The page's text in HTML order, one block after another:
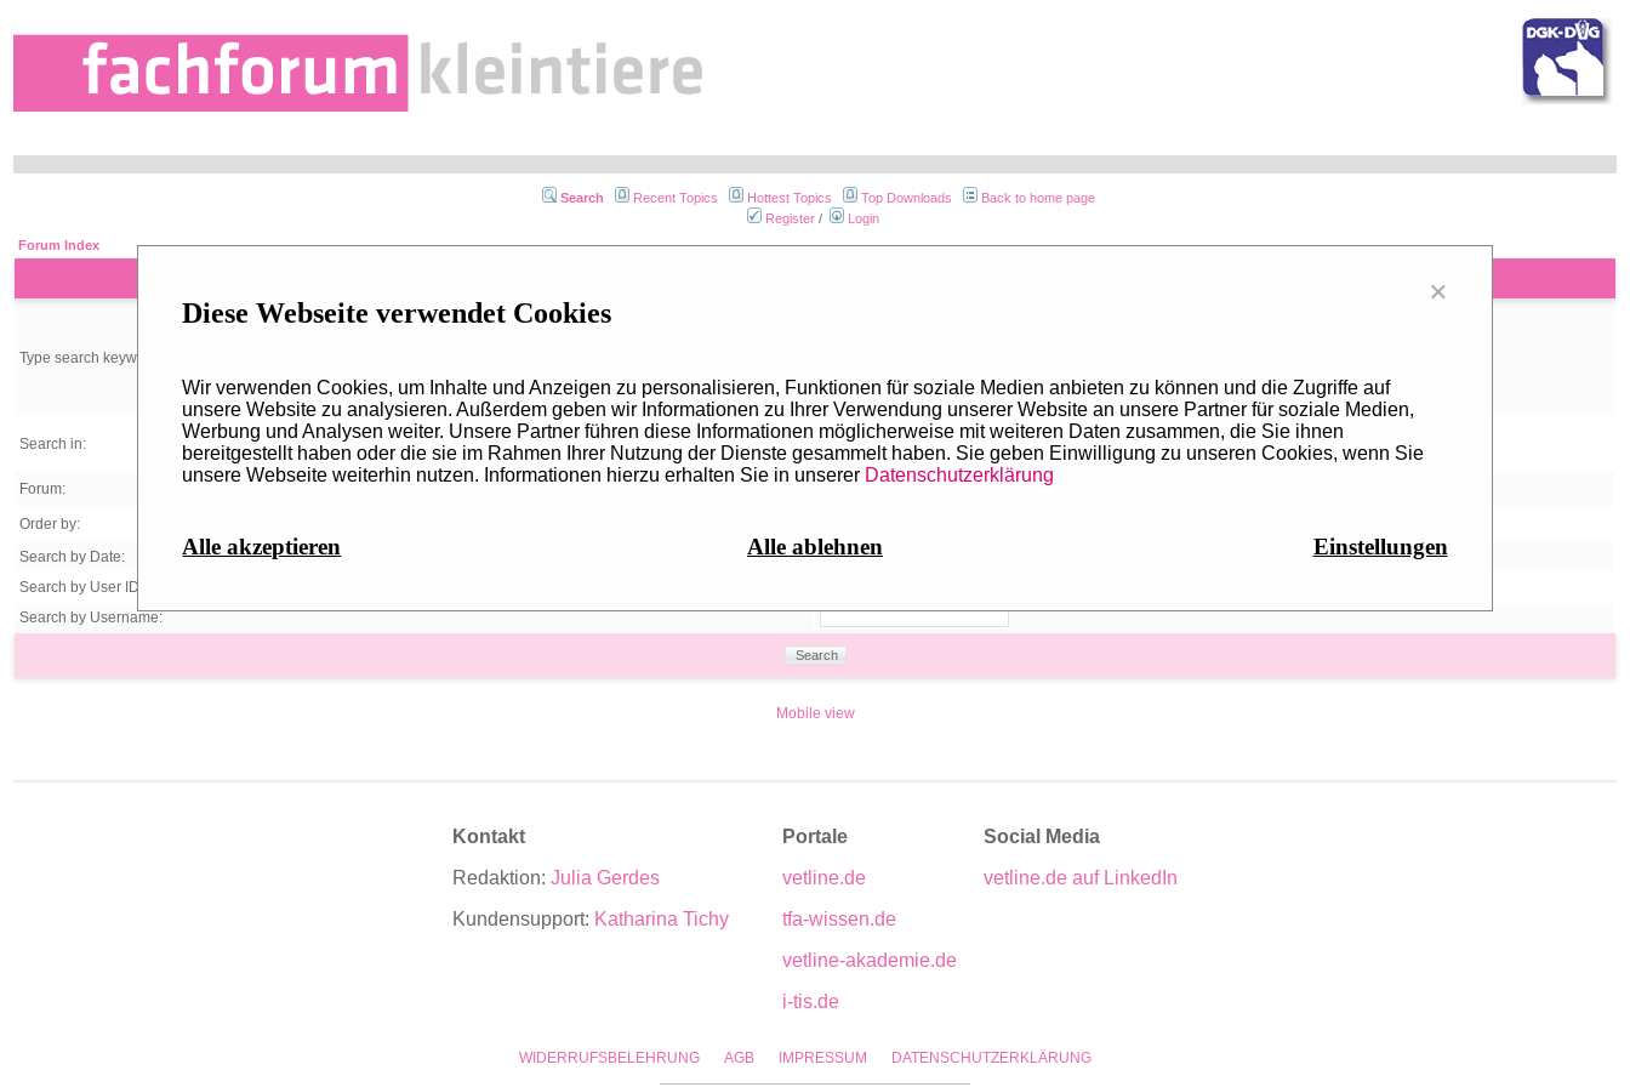
Search Recent Topics Hottest Topics Top Downloads
Back to home page
Register /
Login
Forum Index
Type search keywords:
Search the exact phrase
Search usingLucene syntax
Search in:
Entire message
Message subject only
Forum:
Order by:
Search by Date:
Search by User ID:
Search by Username:
Mobile view
Kontakt
Redaktion: Julia Gerdes
Kundensupport: Katharina Tichy
Portale
vetline.de
tfa-wissen.de
vetline-akademie.de
i-tis.de
Social Media
vetline.de auf LinkedIn
WIDERRUFSBELEHRUNG AGB IMPRESSUM DATENSCHUTZERKLÄRUNG
×
Diese Webseite verwendet Cookies
Wir verwenden Cookies, um Inhalte und Anzeigen zu personalisieren, Funktionen für soziale Medien anbieten zu können und die Zugriffe auf
unsere Website zu analysieren. Außerdem geben wir Informationen zu Ihrer Verwendung unserer Website an unsere Partner für soziale Medien,
Werbung und Analysen weiter. Unsere Partner führen diese Informationen möglicherweise mit weiteren Daten zusammen, die Sie ihnen
bereitgestellt haben oder die sie im Rahmen Ihrer Nutzung der Dienste gesammelt haben. Sie geben Einwilligung zu unseren Cookies, wenn Sie
unsere Webseite weiterhin nutzen. Informationen hierzu erhalten Sie in unserer Datenschutzerklärung
Alle akzeptieren Alle ablehnen Einstellungen